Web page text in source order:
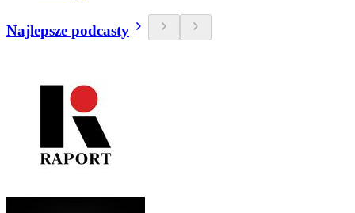
Najlepsze podcasty